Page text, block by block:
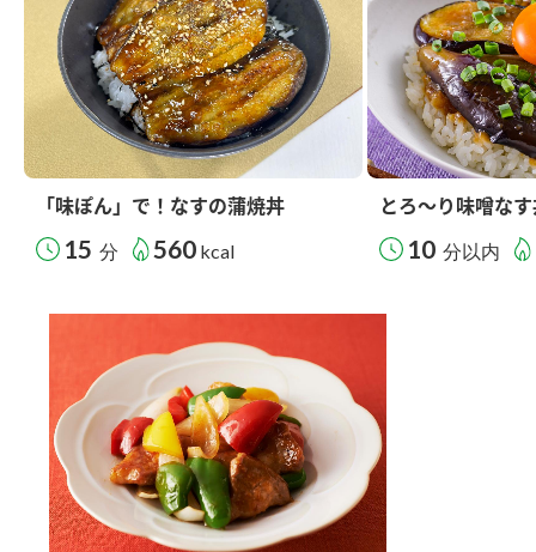
「味ぽん」で！なすの蒲焼丼
15 分 560 kcal
とろ～り味噌な
10 分以内